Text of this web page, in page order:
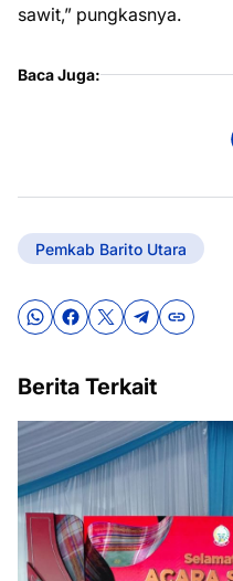
sawit,” pungkasnya.
Baca Juga:
Pemkab Barito Utara
Berita Terkait